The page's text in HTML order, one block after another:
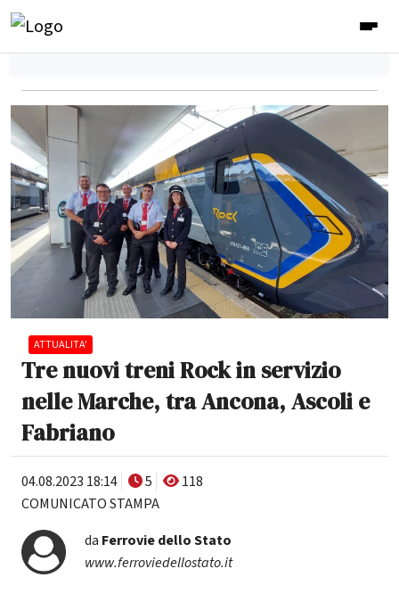
ATTUALITA'
Tre nuovi treni Rock in servizio
nelle Marche, tra Ancona, Ascoli e
Fabriano
04.08.2023 18:14 5
118
COMUNICATO STAMPA
da Ferrovie dello Stato
www.ferroviedellostato.it